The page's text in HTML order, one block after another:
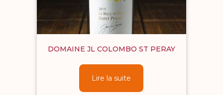
DOMAINE JL COLOMBO ST PERAY
Lire la suite